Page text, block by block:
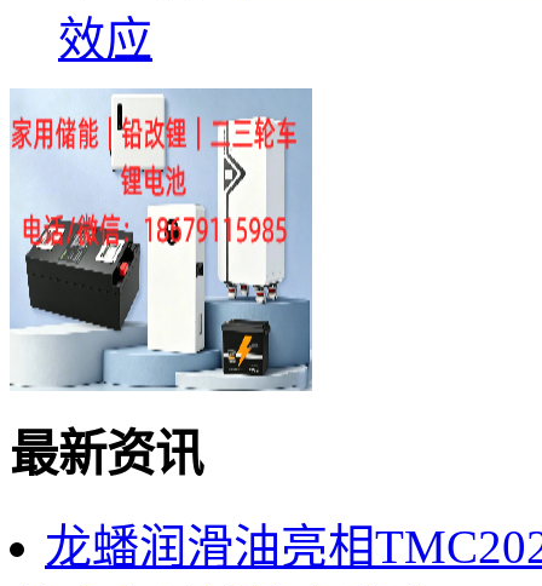
效应
最新资讯
龙蟠润滑油亮相